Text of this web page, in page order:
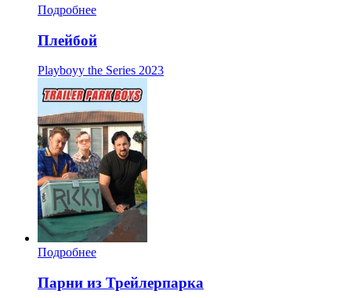
Подробнее
Плейбой
Playboyy the Series 2023
Подробнее
Парни из Трейлерпарка